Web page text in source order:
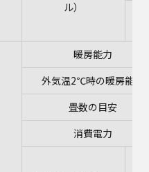
ル）
暖房能力
外気温2℃時の暖房能力
畳数の目安
消費電力